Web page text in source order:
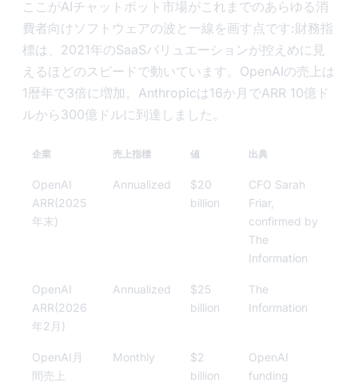
ここがAIチャットボット市場がこれまでのあらゆる消
費者向けソフトウェアの波と一線を画す点です:財務指
標は、2021年のSaaSバリュエーションが控えめに見
えるほどのスピードで動いています。OpenAIの売上は
1暦年で3倍に増加。Anthropicは16か月でARR 10億ド
ルから300億ドルに到達しました。
企業 売上指標 値 出典
OpenAI
ARR(2025
年末)
Annualized
$20
billion
CFO Sarah
Friar,
confirmed by
The
Information
OpenAI
ARR(2026
年2月)
Annualized
$25
billion
The
Information
OpenAI月
間売上
Monthly
$2
billion
OpenAI
funding